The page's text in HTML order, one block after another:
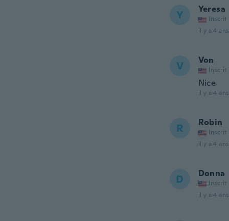
Y Yeresa
Inscrit
il y a 4 ans
V Von
Inscrit
Nice
il y a 4 ans
R Robin
Inscrit
il y a 4 ans
D Donna
Inscrit
il y a 4 ans